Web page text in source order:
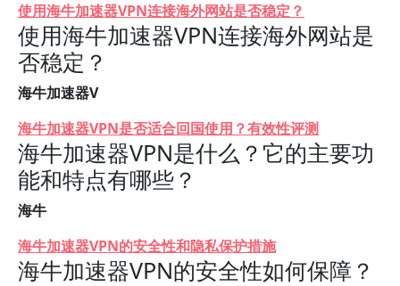
使用海牛加速器VPN连接海外网站是否稳定？
使用海牛加速器VPN连接海外网站是
否稳定？
海牛加速器V
海牛加速器VPN是否适合回国使用？有效性评测
海牛加速器VPN是什么？它的主要功
能和特点有哪些？
海牛
海牛加速器VPN的安全性和隐私保护措施
海牛加速器VPN的安全性如何保障？